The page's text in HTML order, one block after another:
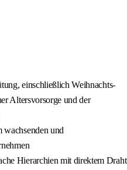
einschließlich Weihnachts-
Altersvorsorge und der
wachsenden und
Hierarchien mit direktem Draht